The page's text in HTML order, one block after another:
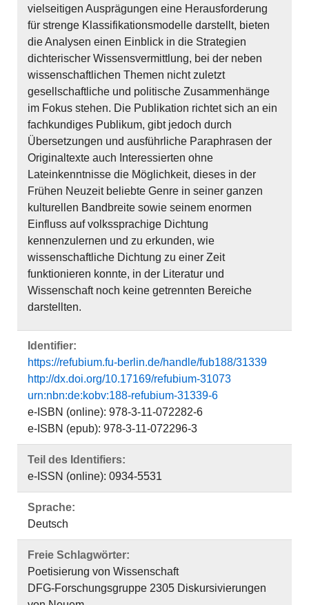
vielseitigen Ausprägungen eine Herausforderung
für strenge Klassifikationsmodelle darstellt, bieten
die Analysen einen Einblick in die Strategien
dichterischer Wissensvermittlung, bei der neben
wissenschaftlichen Themen nicht zuletzt
gesellschaftliche und politische Zusammenhänge
im Fokus stehen. Die Publikation richtet sich an ein
fachkundiges Publikum, gibt jedoch durch
Übersetzungen und ausführliche Paraphrasen der
Originaltexte auch Interessierten ohne
Lateinkenntnisse die Möglichkeit, dieses in der
Frühen Neuzeit beliebte Genre in seiner ganzen
kulturellen Bandbreite sowie seinem enormen
Einfluss auf volkssprachige Dichtung
kennenzulernen und zu erkunden, wie
wissenschaftliche Dichtung zu einer Zeit
funktionieren konnte, in der Literatur und
Wissenschaft noch keine getrennten Bereiche
darstellten.
Identifier:
https://refubium.fu-berlin.de/handle/fub188/31339
http://dx.doi.org/10.17169/refubium-31073
urn:nbn:de:kobv:188-refubium-31339-6
e-ISBN (online): 978-3-11-072282-6
e-ISBN (epub): 978-3-11-072296-3
Teil des Identifiers:
e-ISSN (online): 0934-5531
Sprache:
Deutsch
Freie Schlagwörter:
Poetisierung von Wissenschaft
DFG-Forschungsgruppe 2305 Diskursivierungen